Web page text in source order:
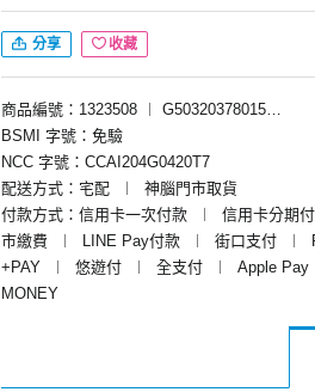
分享 收藏
商品編號：1323508 ︱
BSMI 字號：免驗
NCC 字號：CCAI204G0420T7
配送方式：宅配
︱
神腦門市取貨
付款方式：信用卡一次付款
︱ 信用卡分期
市繳費
︱ LINE Pay付款 ︱ 街口支付 ︱
+PAY
︱ 悠遊付 ︱ 全支付 ︱ Apple Pay
MONEY